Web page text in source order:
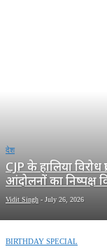
देश
CJP के हालिया विरोध
आंदोलनों का निष्पक्ष
Vidit Singh - July 26, 2026
BIRTHDAY SPECIAL